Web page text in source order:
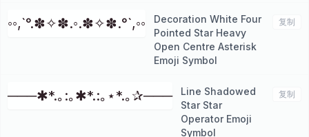
◦◦,`°.✽✧✽.◦.✽✧✽.°`,◦◦
Decoration White Four
Pointed Star Heavy
Open Centre Asterisk
Emoji Symbol
复制
───✱*.｡:｡✱*.:｡⋆*.｡✰───
Line Shadowed
Star Star
Operator Emoji
Symbol
复制